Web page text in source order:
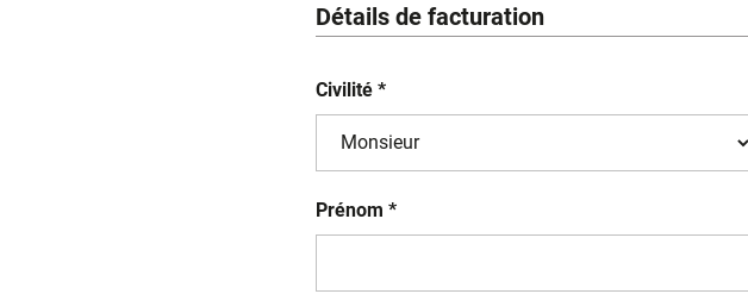
Détails de facturation
Civilité *
Prénom *